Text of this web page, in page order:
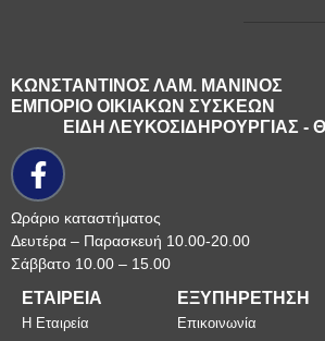
ΚΩΝΣΤΑΝΤΙΝΟΣ ΛΑΜ. ΜΑΝΙΝΟΣ
ΕΜΠΟΡΙΟ ΟΙΚΙΑΚΩΝ ΣΥΣΚΕΩΝ
ΕΙΔΗ ΛΕΥΚΟΣΙΔΗΡΟΥΡΓΙΑΣ -
Ωράριο καταστήματος
Δευτέρα – Παρασκευή 10.00-20.00
Σάββατο 10.00 – 15.00
ΕΤΑΙΡΕΙΑ
Η Εταιρεία
ΕΞΥΠΗΡΕΤΗΣΗ
Επικοινωνία